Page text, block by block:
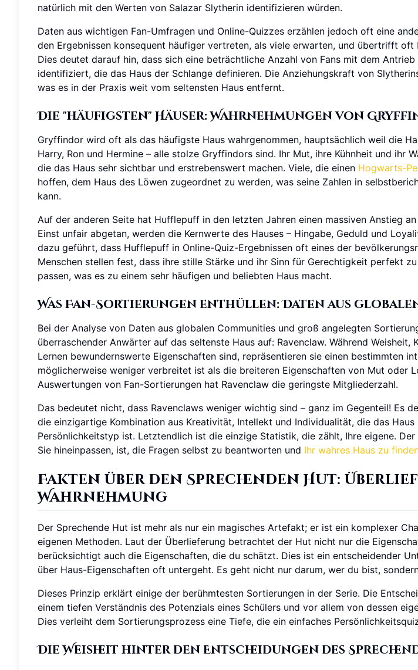
natürlich mit den Werten von Salazar Slytherin identifizieren würden.
Daten aus wichtigen Fan-Umfragen und Online-Quizzes erzählen jedoch oft eine
den Ergebnissen konsequent häufiger vertreten, als viele erwarten, und übertrifft oft
Dies deutet darauf hin, dass sich eine beträchtliche Anzahl von Fans mit dem
identifiziert, die das Haus der Schlange definieren. Die Anziehungskraft von
was es in der Praxis weit vom seltensten Haus entfernt.
Die "häufigsten" Häuser: Wahrnehmungen von
Gryffindor wird oft als das häufigste Haus wahrgenommen, hauptsächlich weil die
Harry, Ron und Hermine – alle stolze Gryffindors sind. Ihr Mut, ihre Kühnheit und ihr
die das Haus sehr sichtbar und erstrebenswert machen. Viele, die einen Hogwarts-
hoffen, dem Haus des Löwen zugeordnet zu werden, was seine Zahlen in
kann.
Auf der anderen Seite hat Hufflepuff in den letzten Jahren einen massiven Anstieg
Einst unfair abgetan, werden die Kernwerte des Hauses – Hingabe, Geduld und
dazu geführt, dass Hufflepuff in Online-Quiz-Ergebnissen oft eines der
Menschen stellen fest, dass ihre stille Stärke und ihr Sinn für Gerechtigkeit perfekt
passen, was es zu einem sehr häufigen und beliebten Haus macht.
Was Fan-Sortierungen enthüllen: Daten aus
Bei der Analyse von Daten aus globalen Communities und groß angelegten
überraschender Anwärter auf das seltenste Haus auf: Ravenclaw. Während Weisheit,
Lernen bewundernswerte Eigenschaften sind, repräsentieren sie einen bestimmten
möglicherweise weniger verbreitet ist als die breiteren Eigenschaften von Mut oder
Auswertungen von Fan-Sortierungen hat Ravenclaw die geringste Mitgliederzahl.
Das bedeutet nicht, dass Ravenclaws weniger wichtig sind – ganz im Gegenteil! Es
die einzigartige Kombination aus Kreativität, Intellekt und Individualität, die das
Persönlichkeitstyp ist. Letztendlich ist die einzige Statistik, die zählt, Ihre eigene. Der
Sie hineinpassen, ist, die Fragen selbst zu beantworten und Ihr wahres Haus zu
Fakten über den Sprechenden Hut:
Wahrnehmung
Der Sprechende Hut ist mehr als nur ein magisches Artefakt; er ist ein komplexer
eigenen Methoden. Laut der Überlieferung betrachtet der Hut nicht nur die
berücksichtigt auch die Eigenschaften, die du schätzt. Dies ist ein entscheidender
über Haus-Eigenschaften oft untergeht. Es geht nicht nur darum, wer du bist,
Dieses Prinzip erklärt einige der berühmtesten Sortierungen in der Serie. Die
einem tiefen Verständnis des Potenzials eines Schülers und vor allem von dessen
Dies verleiht dem Sortierungsprozess eine Tiefe, die ein einfaches
Die Weisheit hinter den Entscheidungen des